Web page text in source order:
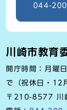
044-
川崎市教育
開庁時間：月曜
で（祝休日・12
〒210-8577 川